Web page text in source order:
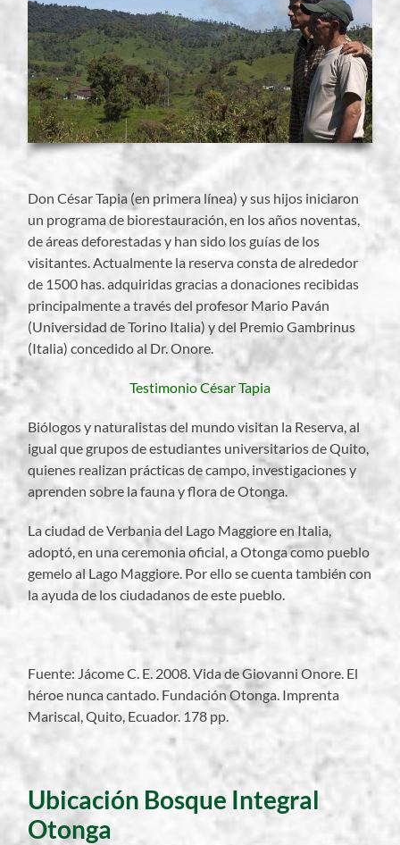
Don César Tapia (en primera línea) y sus hijos iniciaron
un programa de biorestauración, en los años noventas,
de áreas deforestadas y han sido los guías de los
visitantes. Actualmente la reserva consta de alrededor
de 1500 has. adquiridas gracias a donaciones recibidas
principalmente a través del profesor Mario Paván
(Universidad de Torino Italia) y del Premio Gambrinus
(Italia) concedido al Dr. Onore.
Testimonio César Tapia
Biólogos y naturalistas del mundo visitan la Reserva, al
igual que grupos de estudiantes universitarios de Quito,
quienes realizan prácticas de campo, investigaciones y
aprenden sobre la fauna y flora de Otonga.
La ciudad de Verbania del Lago Maggiore en Italia,
adoptó, en una ceremonia oficial, a Otonga como pueblo
gemelo al Lago Maggiore. Por ello se cuenta también con
la ayuda de los ciudadanos de este pueblo.
Fuente: Jácome C. E. 2008. Vida de Giovanni Onore. El
héroe nunca cantado. Fundación Otonga. Imprenta
Mariscal, Quito, Ecuador. 178 pp.
Ubicación Bosque Integral
Otonga